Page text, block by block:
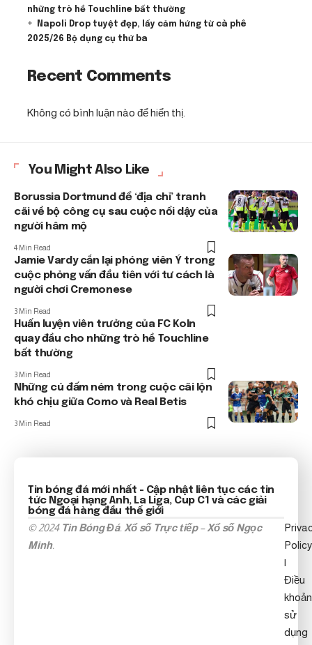
những trò hề Touchline bất thường
Napoli Drop tuyệt đẹp, lấy cảm hứng từ cà phê
2025/26 Bộ dụng cụ thứ ba
Recent Comments
Không có bình luận nào để hiển thị.
You Might Also Like
Borussia Dortmund để ‘địa chỉ’ tranh
cãi về bộ công cụ sau cuộc nổi dậy của
người hâm mộ
4 Min Read
Jamie Vardy cắn lại phóng viên Ý trong
cuộc phỏng vấn đầu tiên với tư cách là
người chơi Cremonese
3 Min Read
Huấn luyện viên trưởng của FC Koln
quay đầu cho những trò hề Touchline
bất thường
3 Min Read
Những cú đấm ném trong cuộc cãi lộn
khó chịu giữa Como và Real Betis
3 Min Read
Tin bóng đá mới nhất - Cập nhật liên tục các tin
tức Ngoại hạng Anh, La Liga, Cup C1 và các giải
bóng đá hàng đầu thế giới
© 2024 Tin Bóng Đá. Xổ số Trực tiếp–Xổ số Ngọc
Minh.
Policy
|
Điều
khoản
sử
dụng